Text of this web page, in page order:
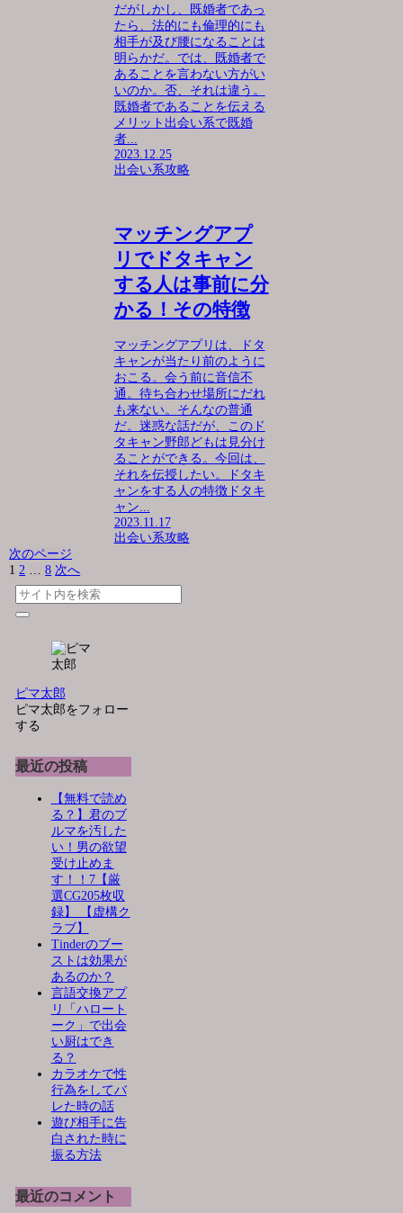
だがしかし、既婚者であっ
たら、法的にも倫理的にも
相手が及び腰になることは
明らかだ。では、既婚者で
あることを言わない方がい
いのか。否、それは違う。
既婚者であることを伝える
メリット出会い系で既婚
者...
2023.12.25
出会い系攻略
マッチングアプ
リでドタキャン
する人は事前に分
かる！その特徴
マッチングアプリは、ドタ
キャンが当たり前のように
おこる。会う前に音信不
通。待ち合わせ場所にだれ
も来ない。そんなの普通
だ。迷惑な話だが、このド
タキャン野郎どもは見分け
ることができる。今回は、
それを伝授したい。ドタキ
ャンをする人の特徴ドタキ
ャン...
2023.11.17
出会い系攻略
次のページ
1 2 … 8 次へ
ピマ太郎
ピマ太郎をフォロー
する
最近の投稿
【無料で読め
る？】君のブ
ルマを汚した
い！男の欲望
受け止めま
す！！7【厳
選CG205枚収
録】 【虚構ク
ラブ】
Tinderのブー
ストは効果が
あるのか？
言語交換アプ
リ「ハロート
ーク」で出会
い厨はでき
る？
カラオケで性
行為をしてバ
レた時の話
遊び相手に告
白された時に
振る方法
最近のコメント